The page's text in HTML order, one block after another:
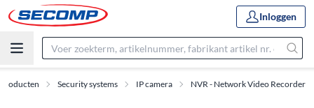
Inloggen
Producten Security systems IP camera NVR - Network Video Recorder